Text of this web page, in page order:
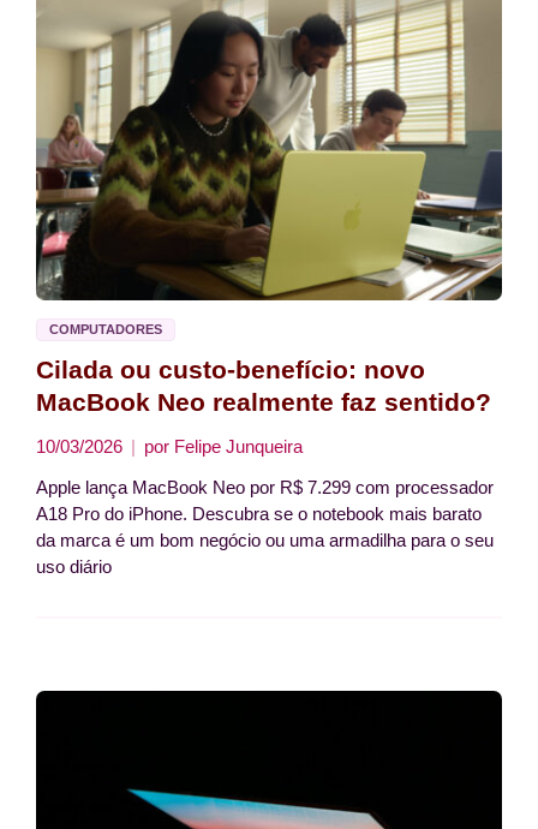
COMPUTADORES
Cilada ou custo-benefício: novo
MacBook Neo realmente faz sentido?
10/03/2026 por Felipe Junqueira
Apple lança MacBook Neo por R$ 7.299 com processador
A18 Pro do iPhone. Descubra se o notebook mais barato
da marca é um bom negócio ou uma armadilha para o seu
uso diário